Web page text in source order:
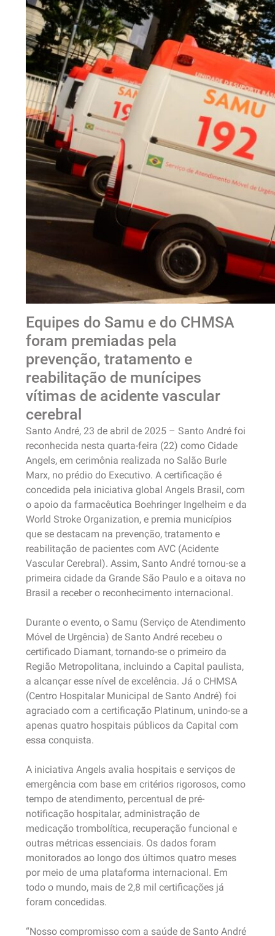
Equipes do Samu e do CHMSA
foram premiadas pela
prevenção, tratamento e
reabilitação de munícipes
vítimas de acidente vascular
cerebral
Santo André, 23 de abril de 2025 – Santo André foi
reconhecida nesta quarta-feira (22) como Cidade
Angels, em cerimônia realizada no Salão Burle
Marx, no prédio do Executivo. A certificação é
concedida pela iniciativa global Angels Brasil, com
o apoio da farmacêutica Boehringer Ingelheim e da
World Stroke Organization, e premia municípios
que se destacam na prevenção, tratamento e
reabilitação de pacientes com AVC (Acidente
Vascular Cerebral). Assim, Santo André tornou-se a
primeira cidade da Grande São Paulo e a oitava no
Brasil a receber o reconhecimento internacional.
Durante o evento, o Samu (Serviço de Atendimento
Móvel de Urgência) de Santo André recebeu o
certificado Diamant, tornando-se o primeiro da
Região Metropolitana, incluindo a Capital paulista,
a alcançar esse nível de excelência. Já o CHMSA
(Centro Hospitalar Municipal de Santo André) foi
agraciado com a certificação Platinum, unindo-se a
apenas quatro hospitais públicos da Capital com
essa conquista.
A iniciativa Angels avalia hospitais e serviços de
emergência com base em critérios rigorosos, como
tempo de atendimento, percentual de pré-
notificação hospitalar, administração de
medicação trombolítica, recuperação funcional e
outras métricas essenciais. Os dados foram
monitorados ao longo dos últimos quatro meses
por meio de uma plataforma internacional. Em
todo o mundo, mais de 2,8 mil certificações já
foram concedidas.
“Nosso compromisso com a saúde de Santo André